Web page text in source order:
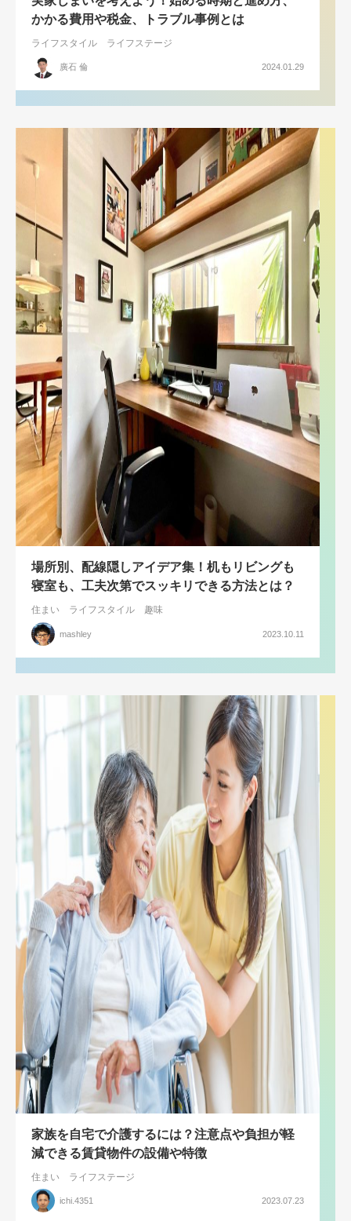
かかる費用や税金、トラブル事例とは
ライフスタイル ライフステージ
廣石 倫 2024.01.29
場所別、配線隠しアイデア集！机もリビングも
寝室も、工夫次第でスッキリできる方法とは？
住まい ライフスタイル 趣味
mashley 2023.10.11
家族を自宅で介護するには？注意点や負担が軽
減できる賃貸物件の設備や特徴
住まい ライフステージ
ichi.4351 2023.07.23